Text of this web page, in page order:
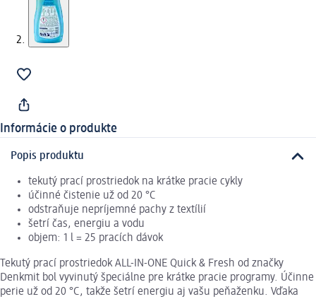
Informácie o produkte
Popis produktu
tekutý prací prostriedok na krátke pracie cykly
účinné čistenie už od 20 °C
odstraňuje nepríjemné pachy z textílií
šetrí čas, energiu a vodu
objem: 1 l = 25 pracích dávok
Tekutý prací prostriedok ALL-IN-ONE Quick & Fresh od značky
Denkmit bol vyvinutý špeciálne pre krátke pracie programy. Účinne
perie už od 20 °C, takže šetrí energiu aj vašu peňaženku. Vďaka